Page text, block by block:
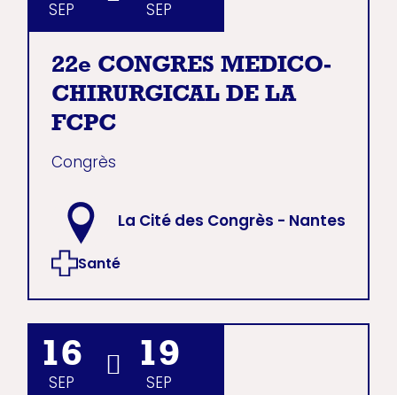
SEP
SEP
22e CONGRES MEDICO-
CHIRURGICAL DE LA
FCPC
Congrès
La Cité des Congrès - Nantes
Santé
19
SEP
16
SEP